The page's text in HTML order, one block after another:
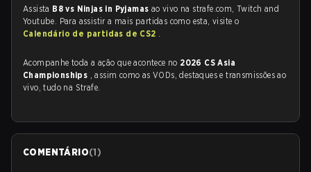
Assista B8 vs Ninjas in Pyjamas ao vivo na strafe.com, Twitch and
Youtube. Para assistir a mais partidas como esta, visite o
Calendário de partidas de CS2 .
Acompanhe toda a ação que acontece no 2026 CS Asia
Championships , assim como as VODs, destaques e transmissões ao
vivo, tudo na Strafe.
COMENTÁRIO(1)